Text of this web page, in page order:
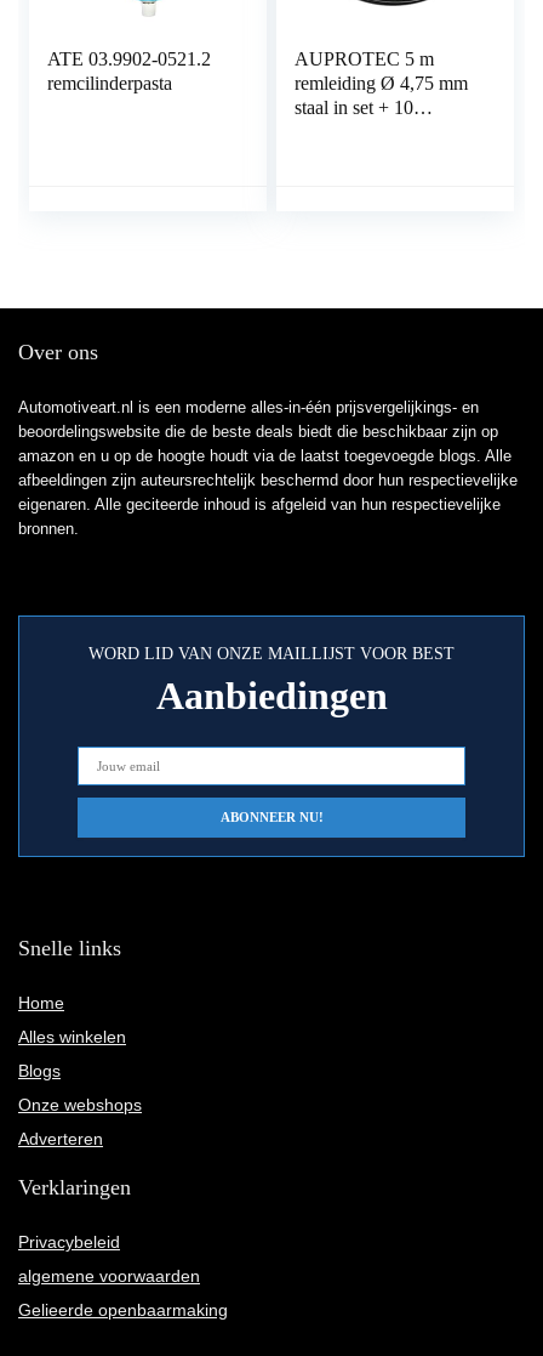
ATE 03.9902-0521.2
remcilinderpasta
AUPROTEC 5 m
remleiding Ø 4,75 mm
staal in set + 10
Over ons
Automotiveart.nl is een moderne alles-in-één prijsvergelijkings- en
beoordelingswebsite die de beste deals biedt die beschikbaar zijn op
amazon en u op de hoogte houdt via de laatst toegevoegde blogs. Alle
afbeeldingen zijn auteursrechtelijk beschermd door hun respectievelijke
eigenaren. Alle geciteerde inhoud is afgeleid van hun respectievelijke
bronnen.
WORD LID VAN ONZE MAILLIJST VOOR BEST
Aanbiedingen
Snelle links
Home
Alles winkelen
Blogs
Onze webshops
Adverteren
Verklaringen
Privacybeleid
algemene voorwaarden
Gelieerde openbaarmaking